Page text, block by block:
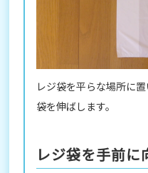
レジ袋を平らな場所に
袋を伸ばします。
レジ袋を手前に